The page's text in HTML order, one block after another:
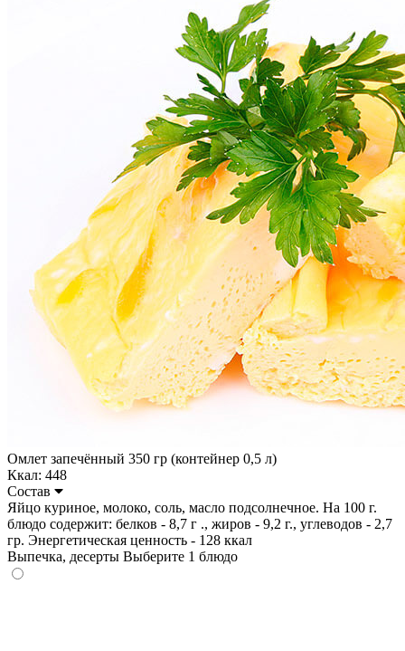
Омлет запечённый 350 гр (контейнер 0,5 л)
Ккал: 448
Состав
Яйцо куриное, молоко, соль, масло подсолнечное. На 100 г.
блюдо содержит: белков - 8,7 г ., жиров - 9,2 г., углеводов - 2,7
гр. Энергетическая ценность - 128 ккал
Выпечка, десерты Выберите 1 блюдо